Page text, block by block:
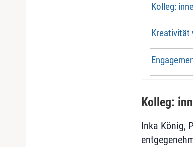
Kolleg:
Kreativität
Kolleg:
Inka König,